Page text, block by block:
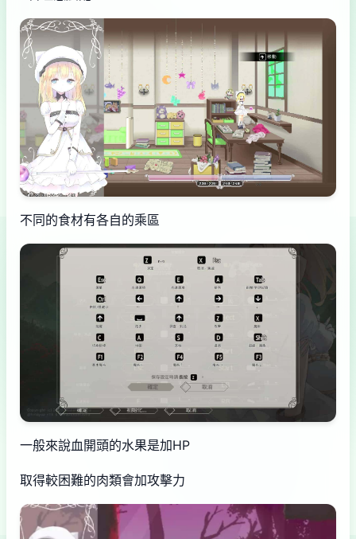
不同的食材有各自的乘區
一般來說血開頭的水果是加HP
取得較困難的肉類會加攻擊力